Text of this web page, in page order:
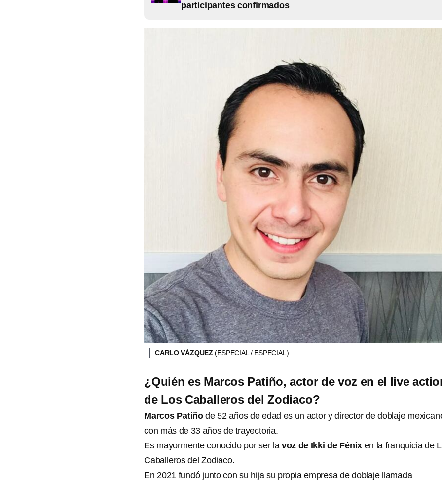
participantes confirmados
CARLO VÁZQUEZ(ESPECIAL / ESPECIAL)
¿Quién es Marcos Patiño, actor de voz en el live
de Los Caballeros del Zodiaco?
Marcos Patiño de 52 años de edad es un actor y director de doblaje
con más de 33 años de trayectoria.
Es mayormente conocido por ser la voz de Ikki de Fénix en la franquicia de
Caballeros del Zodiaco.
En 2021 fundó junto con su hija su propia empresa de doblaje llamada